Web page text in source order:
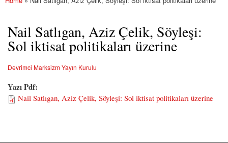
You are here
Nail Satlıgan, Aziz Çelik, Söyleşi:
Sol iktisat politikaları üzerine
Devrimci Marksizm Yayın Kurulu
Yazı Pdf:
Nail Satlıgan, Aziz Çelik, Söyleşi: Sol iktisat politikaları üzerine